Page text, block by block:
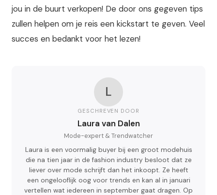
jou in de buurt verkopen! De door ons gegeven tips
zullen helpen om je reis een kickstart te geven. Veel
succes en bedankt voor het lezen!
L
GESCHREVEN DOOR
Laura van Dalen
Mode-expert & Trendwatcher
Laura is een voormalig buyer bij een groot modehuis
die na tien jaar in de fashion industry besloot dat ze
liever over mode schrijft dan het inkoopt. Ze heeft
een ongelooflijk oog voor trends en kan al in januari
vertellen wat iedereen in september gaat dragen. Op